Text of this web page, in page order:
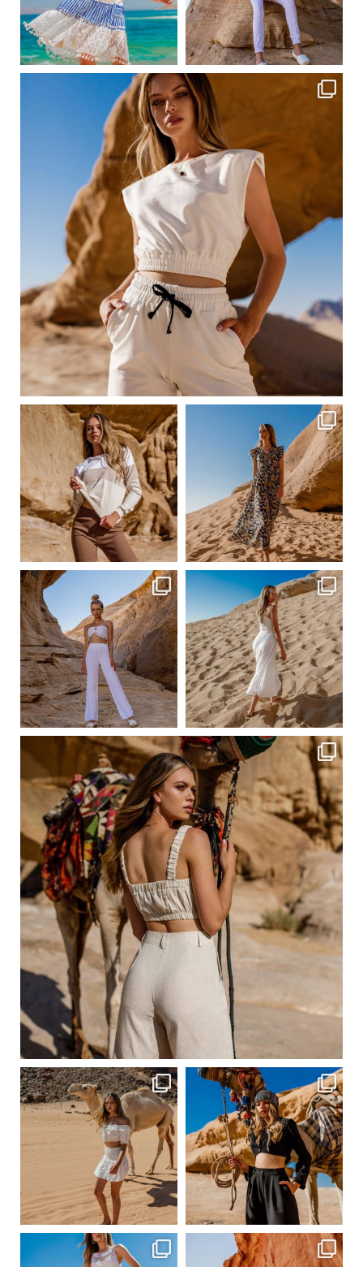
Сер 24
ebutikpl
Сер 23
Сер 23
ebutikpl
Сер 23 Сер 23
Сер 23
ebutikpl
Сер 23
ebutikpl
ebutikpl
Сер 20
ebutikpl
Сер 20
ebutikpl ebutikpl